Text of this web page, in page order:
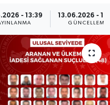
- 13:39 13.06.2026 -
GÜNCELLEME